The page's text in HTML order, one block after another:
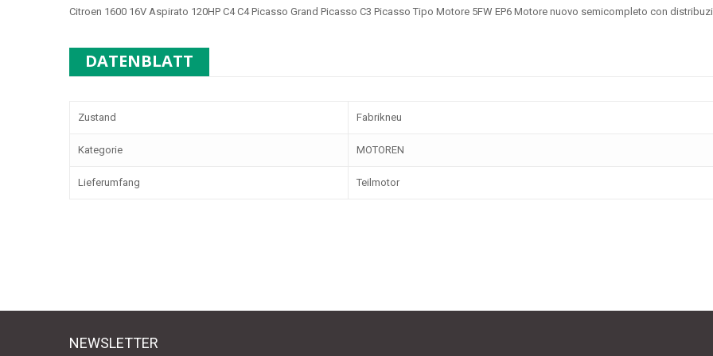
Citroen 1600 16V Aspirato 120HP C4 C4 Picasso Grand Picasso C3 Picasso Tipo Motore 5FW EP6 Motore nuovo semicompleto con
DATENBLATT
Zustand Fabrikneu
Kategorie MOTOREN
Lieferumfang Teilmotor
NEWSLETTER